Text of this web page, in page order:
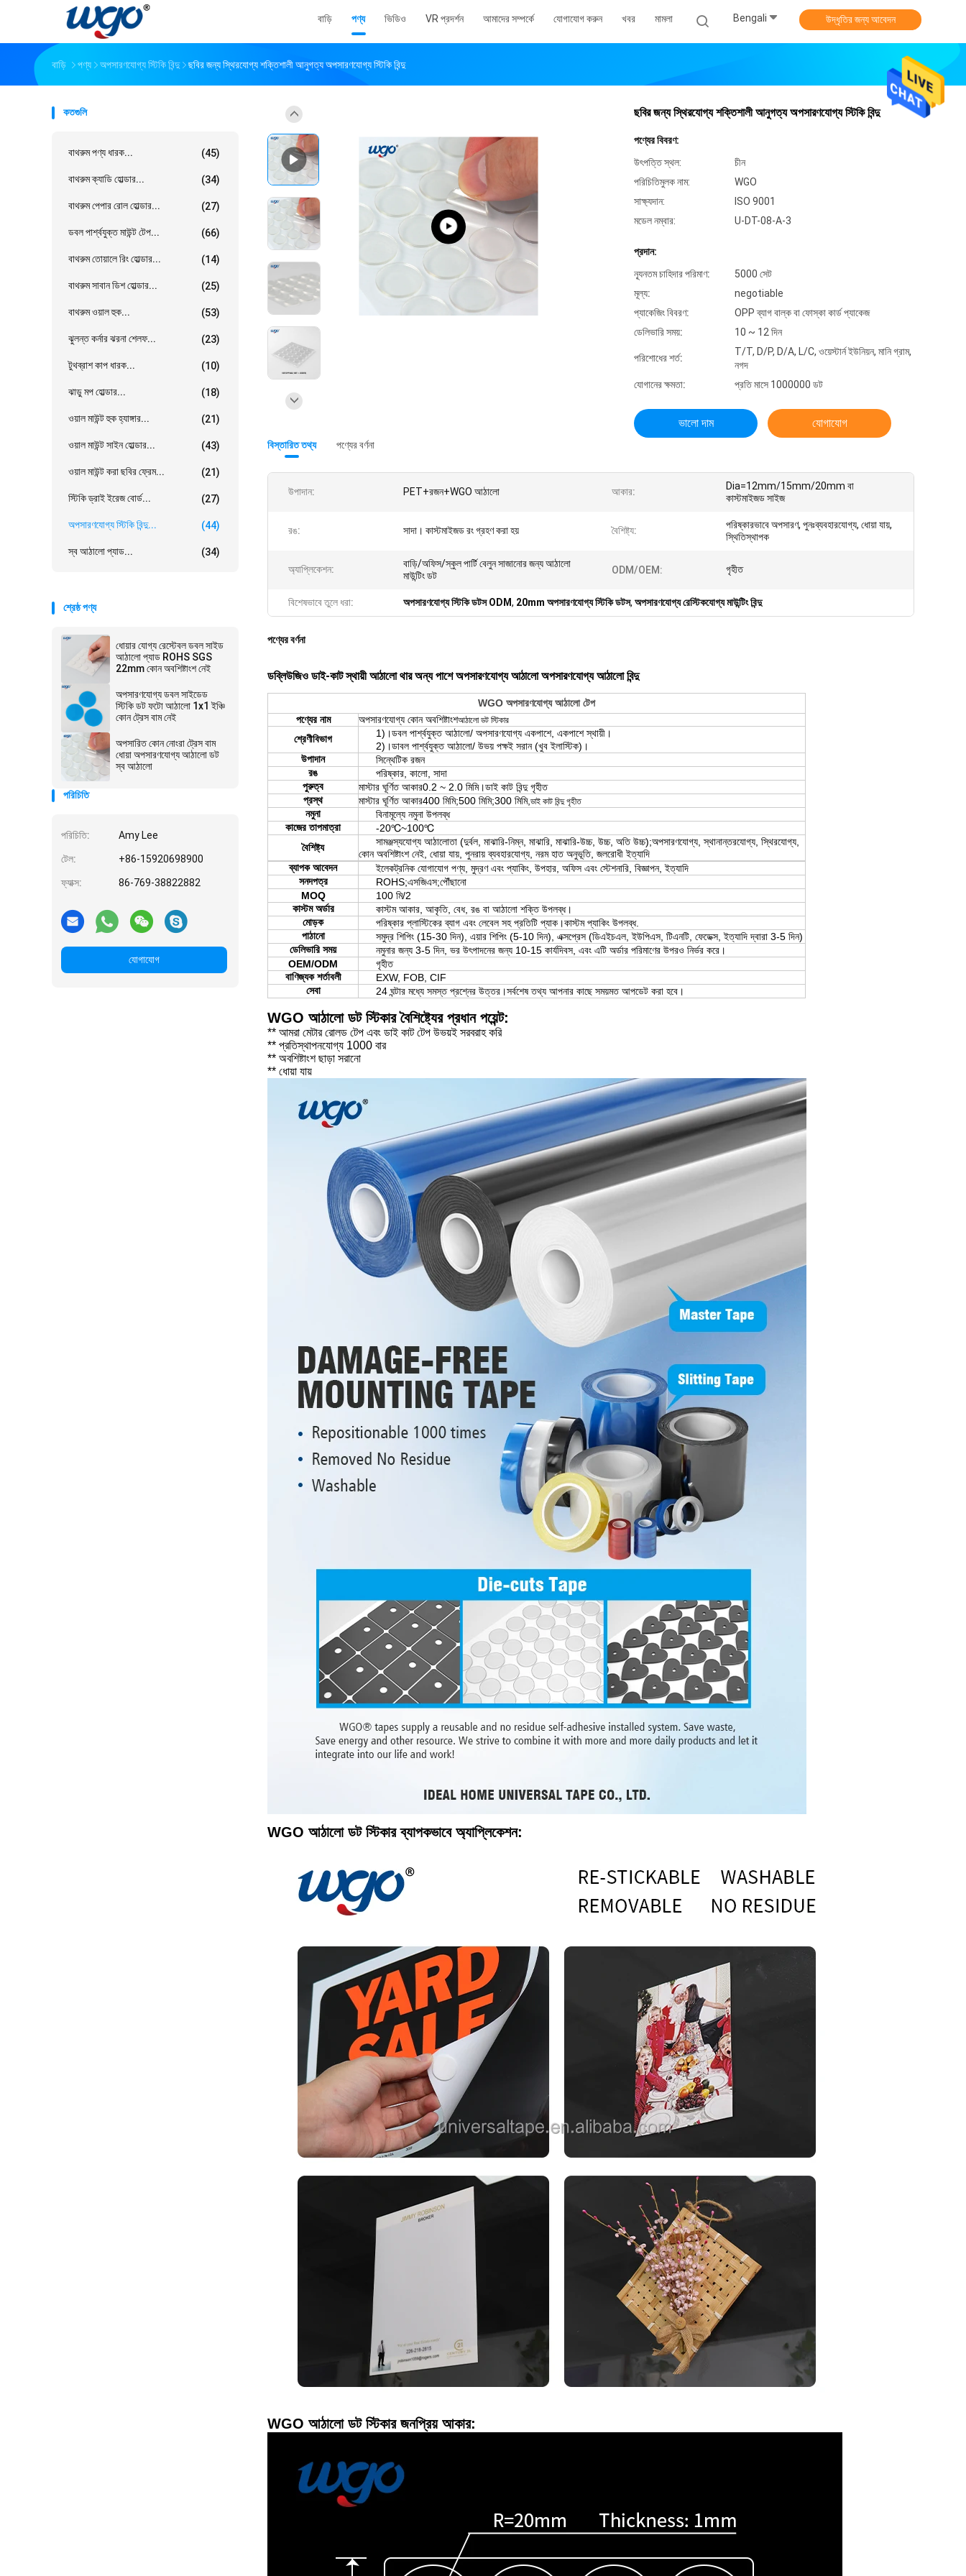
বাড়ি পণ্য ভিডিও VR প্রদর্শন আমাদের সম্পর্কে যোগাযোগ করুন খবর মামলা Bengali উদ্ধৃতির জন্য আবেদন
বাড়ি পণ্য অপসারণযোগ্য স্টিকি বিন্দু ছবির জন্য স্থিরযোগ্য শক্তিশালী আনুগত্য অপসারণযোগ্য স্টিকি বিন্দু
কতগুলি
বাথরুম পণ্য ধারক... (45)
বাথরুম ক্যাডি হোল্ডার... (34)
বাথরুম পেপার রোল হোল্ডার... (27)
ডবল পার্শ্বযুক্ত মাউন্ট টেপ... (66)
বাথরুম তোয়ালে রিং হোল্ডার... (14)
বাথরুম সাবান ডিশ হোল্ডার... (25)
বাথরুম ওয়াল হুক... (53)
ঝুলন্ত কর্নার ঝরনা শেলফ... (23)
টুথব্রাশ কাপ ধারক... (10)
ঝাড়ু মপ হোল্ডার... (18)
ওয়াল মাউন্ট হুক হ্যাঙ্গার... (21)
ওয়াল মাউন্ট সাইন হোল্ডার... (43)
ওয়াল মাউন্ট করা ছবির ফ্রেম... (21)
স্টিকি ড্রাই ইরেজ বোর্ড... (27)
অপসারণযোগ্য স্টিকি বিন্দু... (44)
স্ব আঠালো প্যাড... (34)
শ্রেষ্ঠ পণ্য
ধোয়ার যোগ্য রেস্টেবল ডবল সাইড
আঠালো প্যাড ROHS SGS
22mm কোন অবশিষ্টাংশ নেই
অপসারণযোগ্য ডবল সাইডেড
স্টিকি ডট ফটো আঠালো 1x1 ইঞ্চি
কোন ট্রেস বাম নেই
অপসারিত কোন নোংরা ট্রেস বাম
ধোয়া অপসারণযোগ্য আঠালো ডট
স্ব আঠালো
পরিচিতি
পরিচিতি: Amy Lee
টেল: +86-15920698900
ফ্যাক্স: 86-769-38822882
যোগাযোগ
ছবির জন্য স্থিরযোগ্য শক্তিশালী আনুগত্য অপসারণযোগ্য স্টিকি বিন্দু
পণ্যের বিবরণ:
উৎপত্তি স্থল:
চীন
পরিচিতিমুলক নাম:
WGO
সাক্ষ্যদান:
ISO 9001
মডেল নম্বার:
U-DT-08-A-3
প্রদান:
ন্যূনতম চাহিদার পরিমাণ:
5000 সেট
মূল্য:
negotiable
প্যাকেজিং বিবরণ:
OPP ব্যাগ বাল্ক বা ফোস্কা কার্ড প্যাকেজ
ডেলিভারি সময়:
10 ~ 12 দিন
পরিশোধের শর্ত:
T/T, D/P, D/A, L/C, ওয়েস্টার্ন ইউনিয়ন, মানি গ্রাম,
নগদ
যোগানের ক্ষমতা:
প্রতি মাসে 1000000 ডট
ভালো দাম যোগাযোগ
বিস্তারিত তথ্য পণ্যের বর্ণনা
উপাদান: PET+রজন+WGO আঠালো আকার:
Dia=12mm/15mm/20mm বা
কাস্টমাইজড সাইজ
রঙ: সাদা। কাস্টমাইজড রং গ্রহণ করা হয় বৈশিষ্ট্য:
পরিষ্কারভাবে অপসারণ, পুনঃব্যবহারযোগ্য, ধোয়া যায়,
স্থিতিস্থাপক
অ্যাপ্লিকেশন:
বাড়ি/অফিস/স্কুল পার্টি বেলুন সাজানোর জন্য আঠালো
মাউন্টিং ডট
ODM/OEM: গৃহীত
বিশেষভাবে তুলে ধরা: অপসারণযোগ্য স্টিকি ডটস ODM, 20mm অপসারণযোগ্য স্টিকি ডটস, অপসারণযোগ্য রেস্টিকযোগ্য মাউন্টিং বিন্দু
পণ্যের বর্ণনা
ডব্লিউজিও ডাই-কাট স্থায়ী আঠালো থার অন্য পাশে অপসারণযোগ্য আঠালো অপসারণযোগ্য আঠালো বিন্দু
WGO অপসারণযোগ্য আঠালো টেপ
পণ্যের নাম
অপসারণযোগ্য কোন অবশিষ্টাংশআঠালো ডট স্টিকার
শ্রেণীবিভাগ
1)।ডবল পার্শ্বযুক্ত আঠালো/ অপসারণযোগ্য একপাশে, একপাশে স্থায়ী।
2)।ডাবল পার্শ্বযুক্ত আঠালো/ উভয় পক্ষই সরান (খুব ইলাস্টিক)।
উপাদান
সিন্থেটিক রজন
রঙ
পরিষ্কার, কালো, সাদা
পুরুত্ব
মাস্টার ঘূর্ণিত আকার0.2 ~ 2.0 মিমি।ডাই কাট বিন্দু গৃহীত
প্রস্থ
মাস্টার ঘূর্ণিত আকার400 মিমি;500 মিমি;300 মিমি, ডাই কাট বিন্দু গৃহীত
নমুনা
বিনামূল্যে নমুনা উপলব্ধ
কাজের তাপমাত্রা
-20℃~100℃
বৈশিষ্ট্য
সামঞ্জস্যযোগ্য আঠালোতা (দুর্বল, মাঝারি-নিম্ন, মাঝারি, মাঝারি-উচ্চ, উচ্চ, অতি উচ্চ);অপসারণযোগ্য, স্থানান্তরযোগ্য, স্থিরযোগ্য,
কোন অবশিষ্টাংশ নেই, ধোয়া যায়, পুনরায় ব্যবহারযোগ্য, নরম হাত অনুভূতি, জলরোধী ইত্যাদি
ব্যাপক আবেদন
ইলেকট্রনিক যোগাযোগ পণ্য, মুদ্রণ এবং প্যাকিং, উপহার, অফিস এবং স্টেশনারি, বিজ্ঞাপন, ইত্যাদি
সনদপত্র
ROHS;এসজিএস;পৌঁছানো
MOQ
100 মি/2
কাস্টম অর্ডার
কাস্টম আকার, আকৃতি, বেধ, রঙ বা আঠালো শক্তি উপলব্ধ।
মোড়ক
পরিষ্কার প্লাস্টিকের ব্যাগ এবং লেবেল সহ প্রতিটি প্যাক।কাস্টম প্যাকিং উপলব্ধ.
পাঠানো
সমুদ্র শিপিং (15-30 দিন), এয়ার শিপিং (5-10 দিন), এক্সপ্রেস (ডিএইচএল, ইউপিএস, টিএনটি, ফেডেক্স, ইত্যাদি দ্বারা 3-5 দিন)
ডেলিভারি সময়
নমুনার জন্য 3-5 দিন, ভর উৎপাদনের জন্য 10-15 কার্যদিবস, এবং এটি অর্ডার পরিমাণের উপরও নির্ভর করে।
OEM/ODM
গৃহীত
বাণিজ্যক শর্তাবলী
EXW, FOB, CIF
সেবা
24 ঘন্টার মধ্যে সমস্ত প্রশ্নের উত্তর।সর্বশেষ তথ্য আপনার কাছে সময়মত আপডেট করা হবে।
WGO আঠালো ডট স্টিকার বৈশিষ্ট্যের প্রধান পয়েন্ট:
** আমরা মেটার রোলড টেপ এবং ডাই কাট টেপ উভয়ই সরবরাহ করি
** প্রতিস্থাপনযোগ্য 1000 বার
** অবশিষ্টাংশ ছাড়া সরানো
** ধোয়া যায়
WGO আঠালো ডট স্টিকার ব্যাপকভাবে অ্যাপ্লিকেশন:
WGO আঠালো ডট স্টিকার জনপ্রিয় আকার: